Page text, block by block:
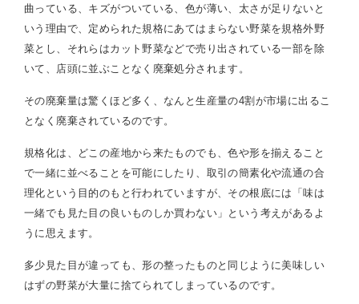
曲っている、キズがついている、色が薄い、太さが足りないと
いう理由で、定められた規格にあてはまらない野菜を規格外野
菜とし、それらはカット野菜などで売り出されている一部を除
いて、店頭に並ぶことなく廃棄処分されます。
その廃棄量は驚くほど多く、なんと生産量の4割が市場に出るこ
となく廃棄されているのです。
規格化は、どこの産地から来たものでも、色や形を揃えること
で一緒に並べることを可能にしたり、取引の簡素化や流通の合
理化という目的のもと行われていますが、その根底には「味は
一緒でも見た目の良いものしか買わない」という考えがあるよ
うに思えます。
多少見た目が違っても、形の整ったものと同じように美味しい
はずの野菜が大量に捨てられてしまっているのです。